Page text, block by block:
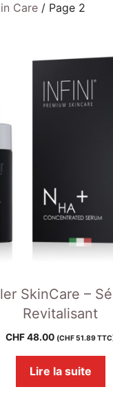
Care / Page 2
SkinCare –
Revitalisant
CHF48.00 (CHF51.89
Lire la suite